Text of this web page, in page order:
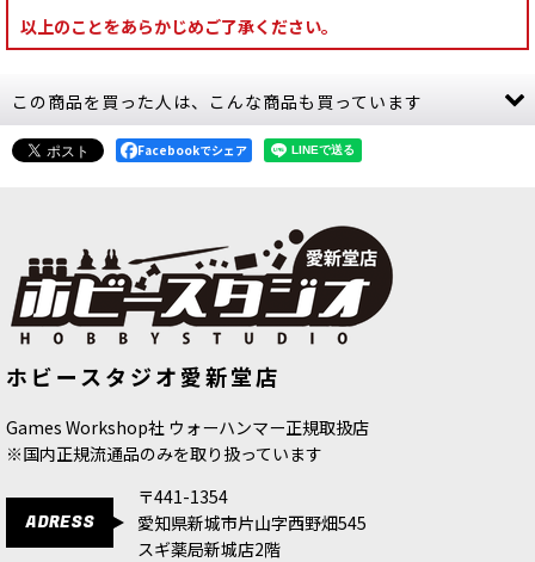
以上のことをあらかじめご了承ください。
この商品を買った人は、こんな商品も買っています
ータン：クトーニア探査団[71-69]
35,200円(税込)
ラスター
Facebookでシェア
ホビースタジオ愛新堂店
Games Workshop社 ウォーハンマー正規取扱店
※国内正規流通品のみを取り扱っています
ADRESS
〒441-1354
愛知県新城市片山字西野畑545
スギ薬局新城店2階